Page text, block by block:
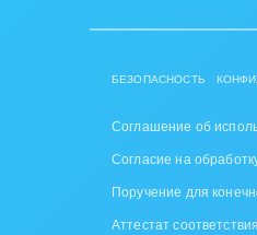
БЕЗОПАСНОСТЬ
Соглашение об
Согласие на
Поручение для
Аттестат